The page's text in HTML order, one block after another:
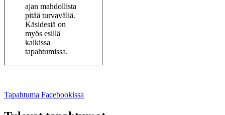
ajan mahdollista
pitää turvaväliä.
Käsidesiä on
myös esillä
kaikissa
tapahtumissa.
Tapahtuma Facebookissa
välilehteen